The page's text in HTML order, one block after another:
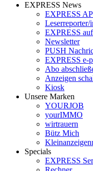
EXPRESS News
EXPRESS
Leserreporter/
EXPRESS
Newsletter
PUSH
EXPRESS e-
Abo
Anzeigen
Kiosk
Unsere Marken
YOURJOB
yourIMMO
wirtrauern
Bütz Mich
Specials
EXPRESS